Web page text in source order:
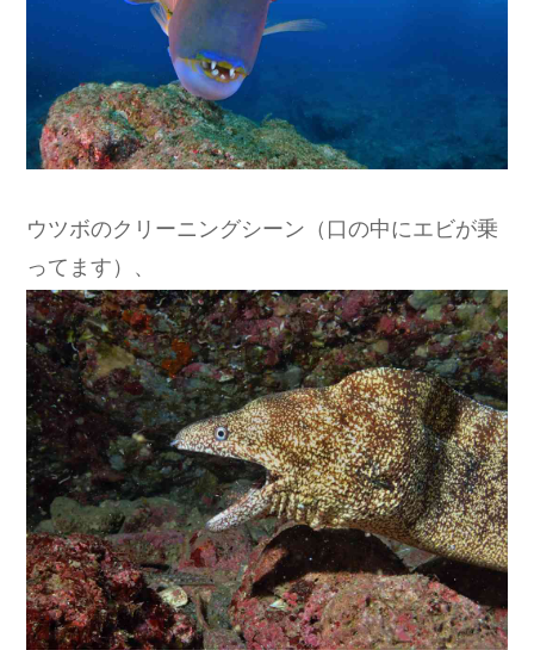
ウツボのクリーニングシーン（口の中にエビが乗
ってます）、